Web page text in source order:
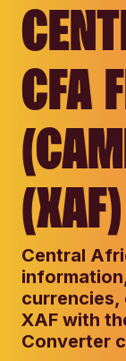
CFA
(XAF)
Central
XAF with
Converter